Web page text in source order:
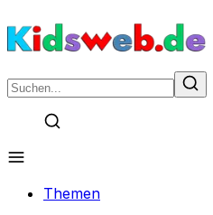
Themen